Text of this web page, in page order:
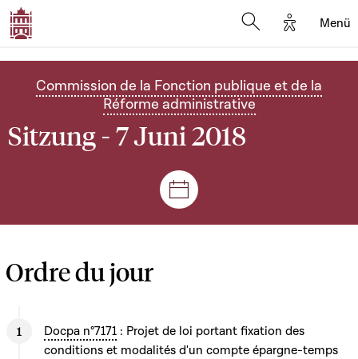
Options
Menü
Commission de la Fonction publique et de la
Réforme administrative
Sitzung - 7 Juni 2018
Plenar- und
Ordre du jour
Docpa n°7171 : Projet de loi portant fixation des
conditions et modalités d'un compte épargne-temps